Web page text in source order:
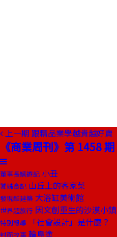
上一期 跟精品業學越貴越好賣
《商業周刊》第 1458 期
董事長嬉遊記 小丑
饕姊食記 山丘上的客家菜
發現酷建築 大浴缸美術館
世界超旅行 因文創重生的沙漠小鎮
特別報導 「社會設計」是什麼？
封面故事 輪島塗